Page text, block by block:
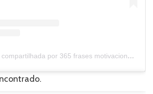
Uma publicação compartilhada por 365 frases motivacionais (@365_frases_motivacionais)